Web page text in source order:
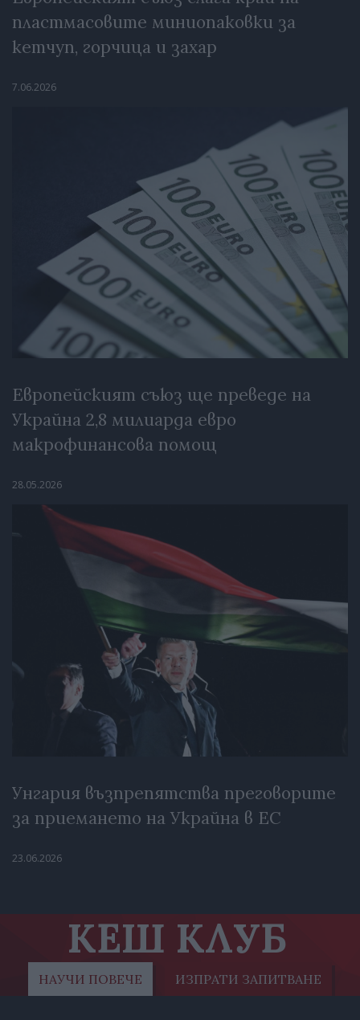
пластмасовите миниопаковки за
кетчуп, горчица и захар
7.06.2026
Европейският съюз ще преведе на
Украйна 2,8 милиарда евро
макрофинансова помощ
28.05.2026
Унгария възпрепятства преговорите
за приемането на Украйна в ЕС
23.06.2026
КЕШ КЛУБ
НАУЧИ ПОВЕЧЕ ИЗПРАТИ ЗАПИТВАНЕ